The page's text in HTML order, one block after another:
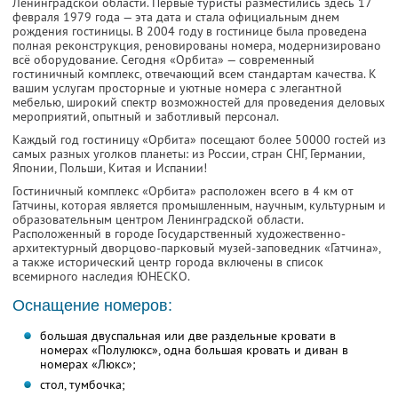
февраля 1979 года — эта дата и стала официальным днем
рождения гостиницы. В 2004 году в гостинице была проведена
полная реконструкция, реновированы номера, модернизировано
всё оборудование. Сегодня «Орбита» — современный
гостиничный комплекс, отвечающий всем стандартам качества. К
вашим услугам просторные и уютные номера с элегантной
мебелью, широкий спектр возможностей для проведения деловых
мероприятий, опытный и заботливый персонал.
Каждый год гостиницу «Орбита» посещают более 50000 гостей из
самых разных уголков планеты: из России, стран СНГ, Германии,
Японии, Польши, Китая и Испании!
Гостиничный комплекс «Орбита» расположен всего в 4 км от
Гатчины, которая является промышленным, научным, культурным и
образовательным центром Ленинградской области.
Расположенный в городе Государственный художественно-
архитектурный дворцово-парковый музей-заповедник «Гатчина»,
а также исторический центр города включены в список
всемирного наследия ЮНЕСКО.
Оснащение номеров:
большая двуспальная или две раздельные кровати в
номерах «Полулюкс», одна большая кровать и диван в
номерах «Люкс»;
стол, тумбочка;